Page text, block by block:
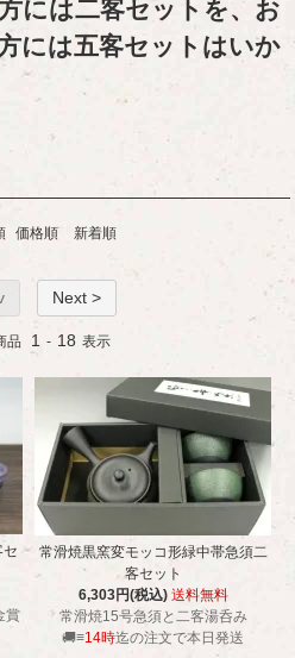
には二客セットを、お
には五客セットはいか
価格順 新着順
Next >
品 1 - 18 表示
賞
常滑焼黒窯変モッコ形緑中帯急須二
客セット
6,303円(税込) 送料無料
常滑焼15号急須と二客湯呑み
🚚≡14時迄の注文で本日発送